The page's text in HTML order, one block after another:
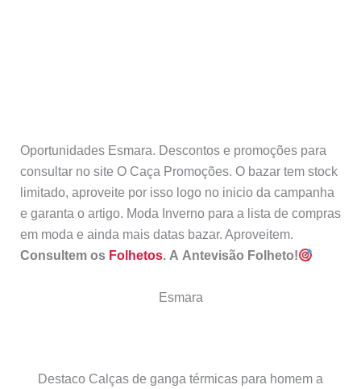
Oportunidades Esmara. Descontos e promoções para
consultar no site O Caça Promoções. O bazar tem stock
limitado, aproveite por isso logo no inicio da campanha
e garanta o artigo. Moda Inverno para a lista de compras
em moda e ainda mais datas bazar. Aproveitem.
Consultem os Folhetos. A Antevisão Folheto!
Esmara
Destaco Calças de ganga térmicas para homem a